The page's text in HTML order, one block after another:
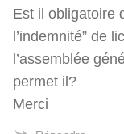
Est il obligatoire
l’indemnité” de
l’assemblée
permet il?
Merci